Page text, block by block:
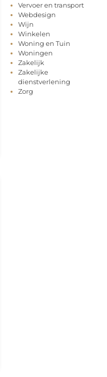
Vervoer en transport
Webdesign
Wijn
Winkelen
Woning en Tuin
Woningen
Zakelijk
Zakelijke
dienstverlening
Zorg